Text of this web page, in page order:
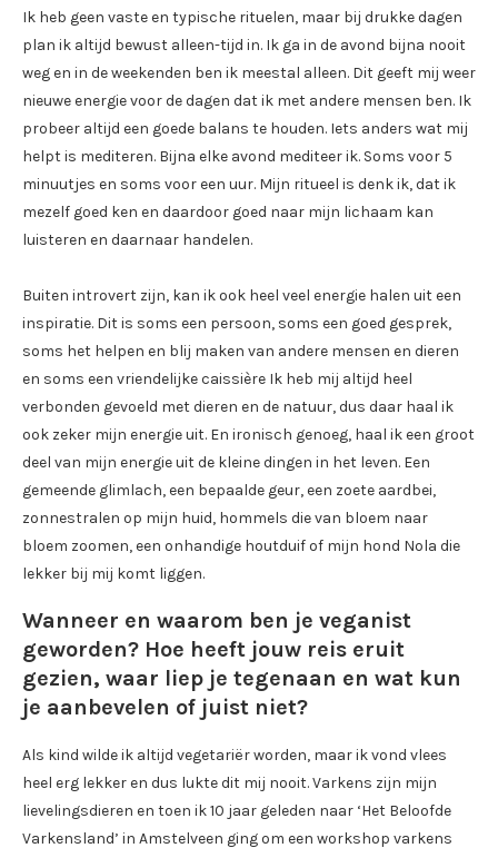
Ik heb geen vaste en typische rituelen, maar bij drukke dagen
plan ik altijd bewust alleen-tijd in. Ik ga in de avond bijna nooit
weg en in de weekenden ben ik meestal alleen. Dit geeft mij weer
nieuwe energie voor de dagen dat ik met andere mensen ben. Ik
probeer altijd een goede balans te houden. Iets anders wat mij
helpt is mediteren. Bijna elke avond mediteer ik. Soms voor 5
minuutjes en soms voor een uur. Mijn ritueel is denk ik, dat ik
mezelf goed ken en daardoor goed naar mijn lichaam kan
luisteren en daarnaar handelen.
Buiten introvert zijn, kan ik ook heel veel energie halen uit een
inspiratie. Dit is soms een persoon, soms een goed gesprek,
soms het helpen en blij maken van andere mensen en dieren
en soms een vriendelijke caissière Ik heb mij altijd heel
verbonden gevoeld met dieren en de natuur, dus daar haal ik
ook zeker mijn energie uit. En ironisch genoeg, haal ik een groot
deel van mijn energie uit de kleine dingen in het leven. Een
gemeende glimlach, een bepaalde geur, een zoete aardbei,
zonnestralen op mijn huid, hommels die van bloem naar
bloem zoomen, een onhandige houtduif of mijn hond Nola die
lekker bij mij komt liggen.
Wanneer en waarom ben je veganist
geworden? Hoe heeft jouw reis eruit
gezien, waar liep je tegenaan en wat kun
je aanbevelen of juist niet?
Als kind wilde ik altijd vegetariër worden, maar ik vond vlees
heel erg lekker en dus lukte dit mij nooit. Varkens zijn mijn
lievelingsdieren en toen ik 10 jaar geleden naar ‘Het Beloofde
Varkensland’ in Amstelveen ging om een workshop varkens